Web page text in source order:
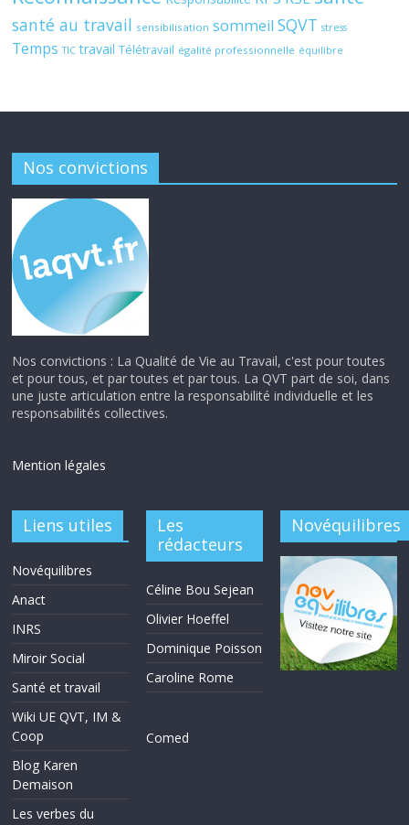
santé au travail sensibilisation sommeil SQVT stress
Temps TIC travail Télétravail égalité professionnelle équilibre
Nos convictions
Nos convictions : La Qualité de Vie au Travail, c'est pour toutes
et pour tous, et par toutes et par tous. La QVT part de soi, dans
une juste articulation entre la responsabilité individuelle et les
responsabilités collectives.
Mention légales
Liens utiles
Novéquilibres
Anact
INRS
Miroir Social
Santé et travail
Wiki UE QVT, IM &
Coop
Blog Karen
Demaison
Les verbes du
Les
rédacteurs
Céline Bou Sejean
Olivier Hoeffel
Dominique Poisson
Caroline Rome
Comed
Novéquilibres